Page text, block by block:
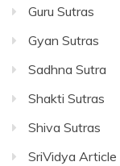
Guru Sutras
Gyan Sutras
Sadhna Sutra
Shakti Sutras
Shiva Sutras
SriVidya Article